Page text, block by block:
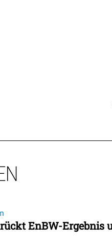
EnBW-Ergebnis